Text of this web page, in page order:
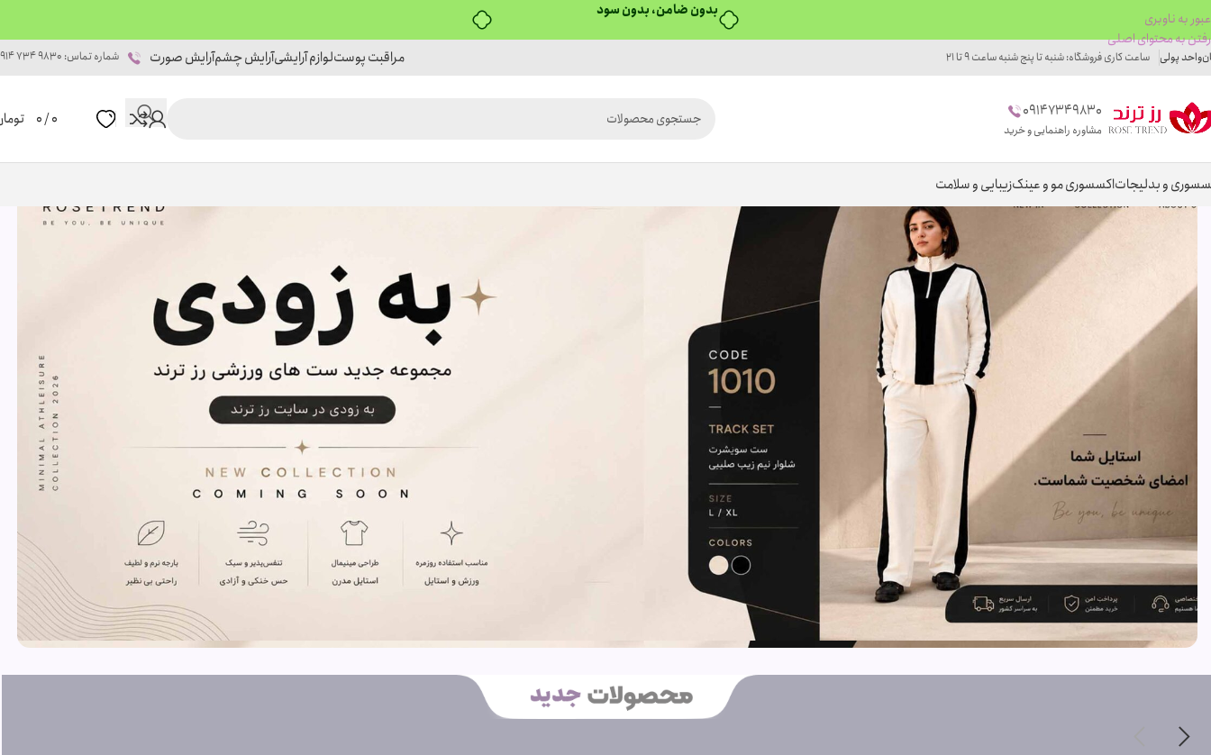
بدون ضامن، بدون سود
عبور به ناوبری
رفتن به محتوای اصلی
واحد پولی ساعت کاری فروشگاه: شنبه تا پنج شنبه ساعت 9 تا 21 مراقبت پوستلوازم آرایشیآرایش چشمآرایش صورت شماره تماس: 9830 734 0914
09147349830
مشاوره راهنمایی و خرید
0
/
0
و بدلیجاتاکسسوری مو و عینکزیبایی و سلامت